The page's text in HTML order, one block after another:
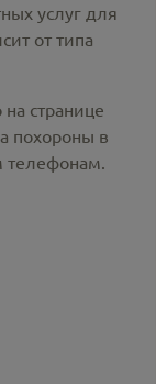
услуг для
от типа
странице
похороны в
телефонам.